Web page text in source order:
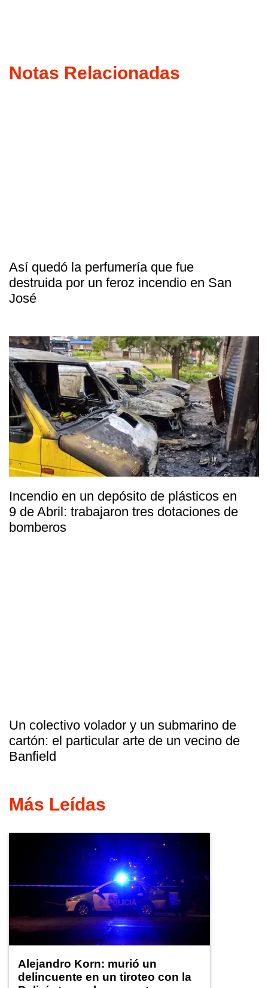
Notas Relacionadas
Así quedó la perfumería que fue
destruida por un feroz incendio en San
José
Incendio en un depósito de plásticos en
9 de Abril: trabajaron tres dotaciones de
bomberos
Un colectivo volador y un submarino de
cartón: el particular arte de un vecino de
Banfield
Más Leídas
Alejandro Korn: murió un
delincuente en un tiroteo con la